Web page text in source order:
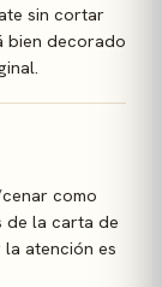
sin cortar
bien decorado
como
de la carta de
atención es